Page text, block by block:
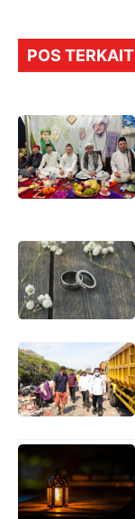
POS TERKAIT